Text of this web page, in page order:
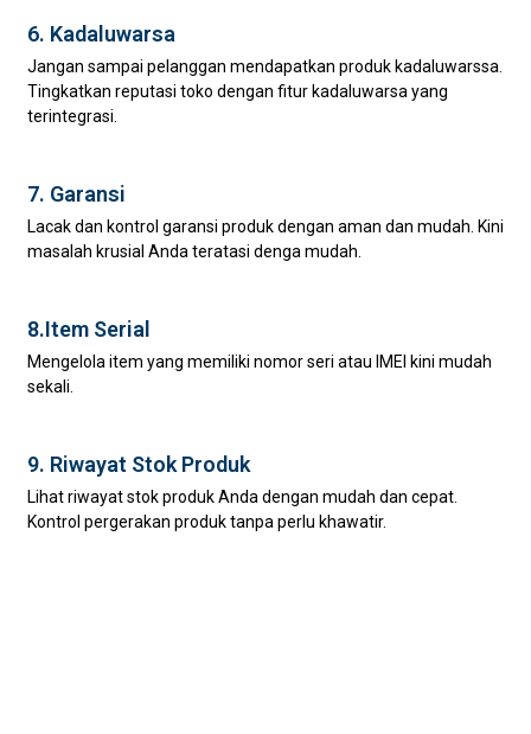
6. Kadaluwarsa
Jangan sampai pelanggan mendapatkan produk kadaluwarssa.
Tingkatkan reputasi toko dengan fitur kadaluwarsa yang
terintegrasi.
7. Garansi
Lacak dan kontrol garansi produk dengan aman dan mudah. Kini
masalah krusial Anda teratasi denga mudah.
8.Item Serial
Mengelola item yang memiliki nomor seri atau IMEI kini mudah
sekali.
9. Riwayat Stok Produk
Lihat riwayat stok produk Anda dengan mudah dan cepat.
Kontrol pergerakan produk tanpa perlu khawatir.